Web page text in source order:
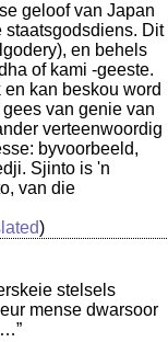
geloof van Japan
staatsgodsdiens. Dit
en behels
of kami -geeste.
kan beskou word
van genie van
verteenwoordig
byvoorbeeld,
Sjinto is 'n
van die
)
stelsels
mense dwarsoor